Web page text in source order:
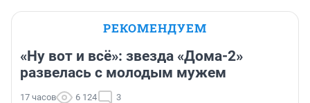
РЕКОМЕНДУЕМ
«Ну вот и всё»: звезда «Дома-2»
развелась с молодым мужем
17 часов 6 124 3